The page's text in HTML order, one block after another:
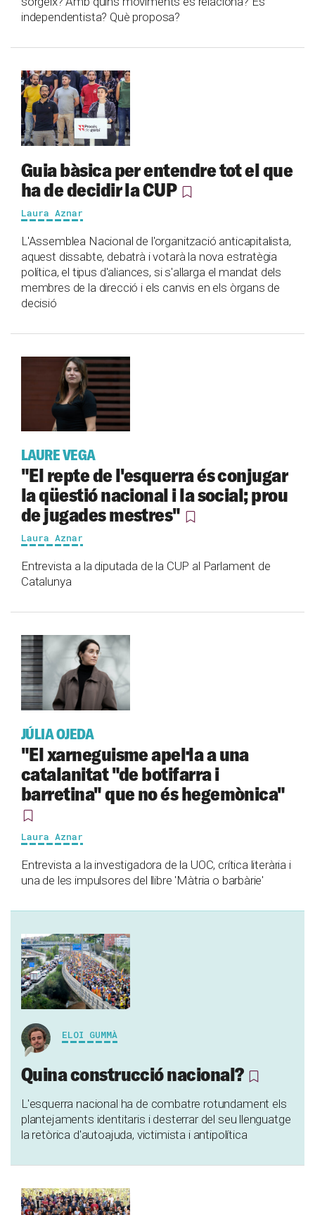
independentista? Què proposa?
Guia bàsica per entendre tot el que
ha de decidir la CUP
Laura Aznar
L'Assemblea Nacional de l'organització anticapitalista,
aquest dissabte, debatrà i votarà la nova estratègia
política, el tipus d'aliances, si s'allarga el mandat dels
membres de la direcció i els canvis en els òrgans de
decisió
LAURE VEGA
"El repte de l'esquerra és conjugar
la qüestió nacional i la social; prou
de jugades mestres"
Laura Aznar
Entrevista a la diputada de la CUP al Parlament de
Catalunya
JÚLIA OJEDA
"El xarneguisme apel·la a una
catalanitat "de botifarra i
barretina" que no és hegemònica"
Laura Aznar
Entrevista a la investigadora de la UOC, crítica literària i
una de les impulsores del llibre 'Màtria o barbàrie'
ELOI GUMMÀ
Quina construcció nacional?
L'esquerra nacional ha de combatre rotundament els
plantejaments identitaris i desterrar del seu llenguatge
la retòrica d'autoajuda, victimista i antipolítica